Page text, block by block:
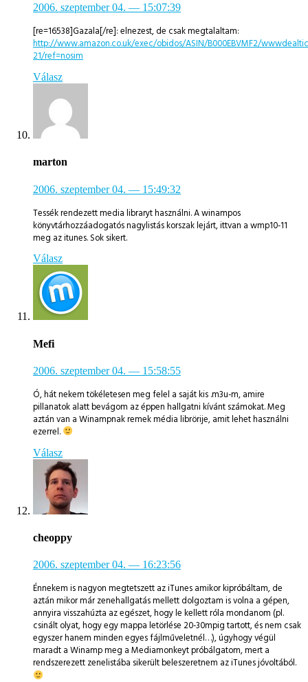
2006. szeptember 04. — 15:07:39
[re=16538]Gazala[/re]: elnezest, de csak megtalaltam:
http://www.amazon.co.uk/exec/obidos/ASIN/B000EBVMF2/
21/ref=nosim
Válasz
marton
2006. szeptember 04. — 15:49:32
Tessék rendezett media libraryt használni. A winampos
könyvtárhozzáadogatós nagylistás korszak lejárt, ittvan a wmp10-11
meg az itunes. Sok sikert.
Válasz
Mefi
2006. szeptember 04. — 15:58:55
Ó, hát nekem tökéletesen meg felel a saját kis .m3u-m, amire
pillanatok alatt bevágom az éppen hallgatni kívánt számokat. Meg
aztán van a Winampnak remek média librörije, amit lehet használni
ezerrel.
Válasz
cheoppy
2006. szeptember 04. — 16:23:56
Énnekem is nagyon megtetszett az iTunes amikor kipróbáltam, de
aztán mikor már zenehallgatás mellett dolgoztam is volna a gépen,
annyira visszahúzta az egészet, hogy le kellett róla mondanom (pl.
csinált olyat, hogy egy mappa letörlése 20-30mpig tartott, és nem csak
egyszer hanem minden egyes fájlműveletnél…), úgyhogy végül
maradt a Winamp meg a Mediamonkeyt próbálgatom, mert a
rendszerezett zenelistába sikerült beleszeretnem az iTunes jóvoltából.